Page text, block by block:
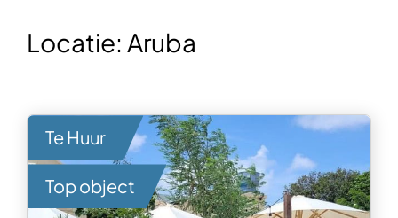
Locatie: Aruba
Te Huur
Top object